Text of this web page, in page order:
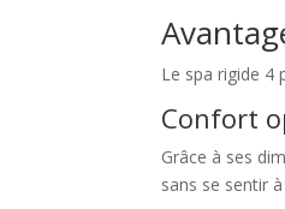
Le spa rigide 4
Confort
Grâce à ses
sans se sentir à